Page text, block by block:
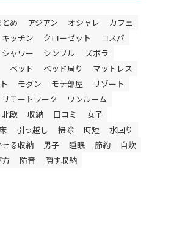
とめ アジアン オシャレ
カフェ
キッチン クローゼット
コスパ
シャワー シンプル
ズボラ
ベッド ベッド周り
マットレス
モダン モテ部屋
リゾート
リモートワーク
ワンルーム
北欧 収納 口コミ
女子
床 引っ越し 掃除 時短
水回り
る収納 男子 睡眠 節約
自炊
防音 隠す収納